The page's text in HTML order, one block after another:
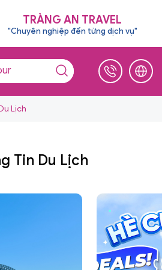
TRÀNG AN TRAVEL
"Chuyên nghiệp đến từng dịch vụ"
Lịch
Tin Du Lịch